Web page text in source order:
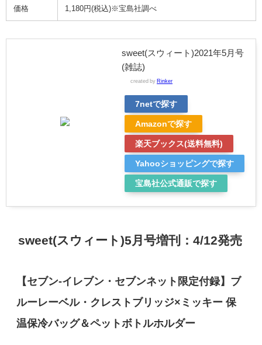
価格 1,180円(税込)※宝島社調べ
sweet(スウィート)2021年5月号
(雑誌)
created by Rinker
7netで探す
Amazonで探す
楽天ブックス(送料無料)
Yahooショッピングで探す
宝島社公式通販で探す
sweet(スウィート)5月号増刊：4/12発売
【セブン-イレブン・セブンネット限定付録】ブ
ルーレーベル・クレストブリッジ×ミッキー 保
温保冷バッグ＆ペットボトルホルダー